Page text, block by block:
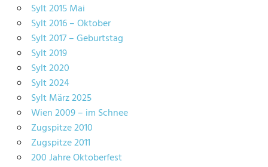
Sylt 2015 Mai
Sylt 2016 – Oktober
Sylt 2017 – Geburtstag
Sylt 2019
Sylt 2020
Sylt 2024
Sylt März 2025
Wien 2009 – im Schnee
Zugspitze 2010
Zugspitze 2011
200 Jahre Oktoberfest